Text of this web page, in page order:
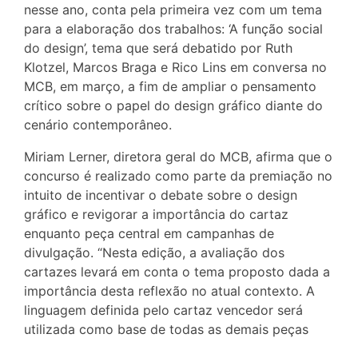
nesse ano, conta pela primeira vez com um tema
para a elaboração dos trabalhos: ‘A função social
do design’, tema que será debatido por Ruth
Klotzel, Marcos Braga e Rico Lins em conversa no
MCB, em março, a fim de ampliar o pensamento
crítico sobre o papel do design gráfico diante do
cenário contemporâneo.
Miriam Lerner, diretora geral do MCB, afirma que o
concurso é realizado como parte da premiação no
intuito de incentivar o debate sobre o design
gráfico e revigorar a importância do cartaz
enquanto peça central em campanhas de
divulgação. “Nesta edição, a avaliação dos
cartazes levará em conta o tema proposto dada a
importância desta reflexão no atual contexto. A
linguagem definida pelo cartaz vencedor será
utilizada como base de todas as demais peças